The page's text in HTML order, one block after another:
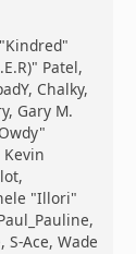
Patel,
Chalky,
Gary M.
Kevin
"Illori"
Ace, Wade